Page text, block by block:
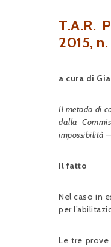
T.A.R.
2015, n.
a cura di
Il metodo di
dalla
impossibilità
Il fatto
Nel caso in
per
Le tre